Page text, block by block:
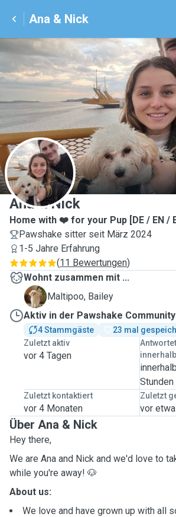
Ana & Nick
A
Ana & Nick
Home with ❤️ for your Pup [DE / EN /
Pawshake sitter seit März 2024
1-5 Jahre Erfahrung
(11 Bewertungen)
Wohnt zusammen mit ...
B
Maltipoo, Bailey
Aktiv in der Pawshake Community
4 Stammgäste
23 mal
Zuletzt aktiv
vor 4 Tagen
Stunden
Zuletzt kontaktiert
vor 4 Monaten
Zuletzt
vor
Über Ana & Nick
Hey there,
We are Ana and Nick and we'd love to
while you're away! 🐶
About us:
We love and have grown up with all